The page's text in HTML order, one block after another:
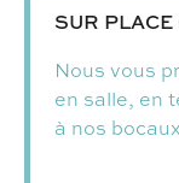
SUR
Nous vous
en salle, en
à nos